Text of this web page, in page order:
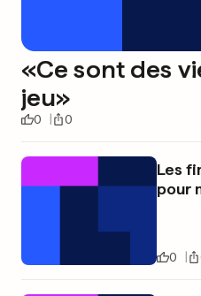
«Ce sont des
jeu»
0 0
Les
pour
0